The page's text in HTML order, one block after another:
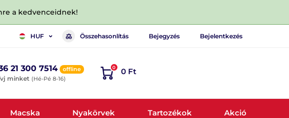
a kedvenceidnek!
HUF Összehasonlítás Bejegyzés Bejelentkezés
21 300 7514 offline
minket (Hé-Pé 8-16)
0 0 Ft
Macska Nyakörvek Tartozékok Akció